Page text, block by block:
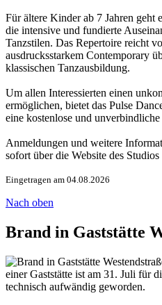
Für ältere Kinder ab 7 Jahren geht
die intensive und fundierte
Tanzstilen. Das Repertoire reicht
ausdrucksstarkem Contemporary
klassischen Tanzausbildung.
Um allen Interessierten einen
ermöglichen, bietet das Pulse
eine kostenlose und unverbindliche
Anmeldungen und weitere
sofort über die Website des
Eingetragen am 04.08.2026
Nach oben
Brand in Gaststätte
einer Gaststätte ist am 31. Juli für
technisch aufwändig geworden.